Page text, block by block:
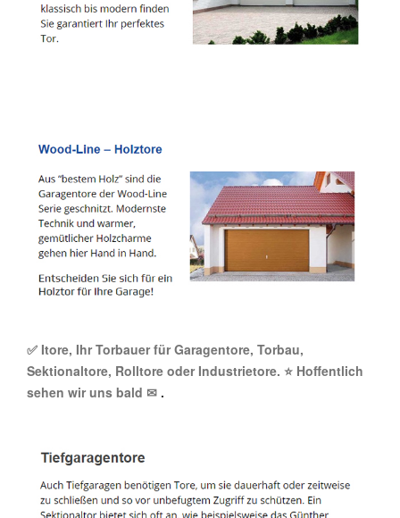
✅ Itore, Ihr Torbauer für Garagentore, Torbau,
Sektionaltore, Rolltore oder Industrietore. ⭐ Hoffentlich
sehen wir uns bald ✉ .